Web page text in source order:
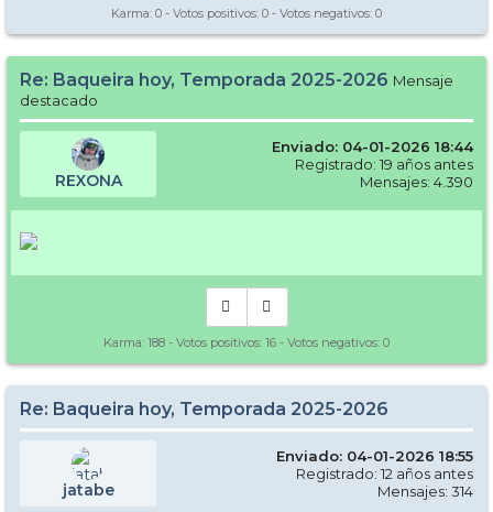
Karma: 0 - Votos positivos: 0 - Votos negativos: 0
Re: Baqueira hoy, Temporada 2025-2026 Mensaje
destacado
REXONA
Enviado: 04-01-2026 18:44
Registrado: 19 años antes
Mensajes: 4.390
Karma: 188 - Votos positivos: 16 - Votos negativos: 0
Re: Baqueira hoy, Temporada 2025-2026
jatabe
Enviado: 04-01-2026 18:55
Registrado: 12 años antes
Mensajes: 314